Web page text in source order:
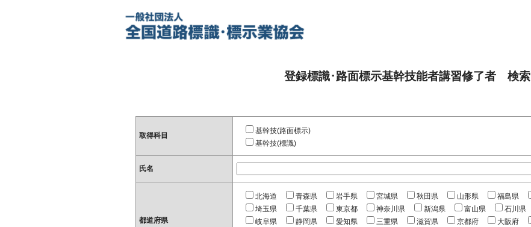
登録標識･路面標示基幹技能者講習修了者 検索
取得科目
基幹技(路面標示)
基幹技(標識)
氏名
都道府県
北海道 青森県 岩手県 宮城県 秋田県 山形県 福島県
埼玉県
千葉県 東京都 神奈川県 新潟県 富山県 石川県
岐阜県
静岡県 愛知県 三重県 滋賀県 京都府 大阪府